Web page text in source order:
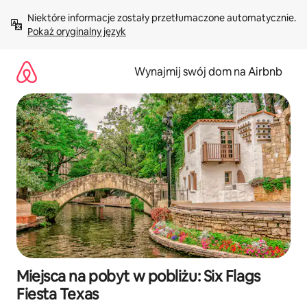
treści Pokaż oryginalny język
Wynajmij swój dom na Airbnb
Miejsca na pobyt w pobliżu: Six Flags
Fiesta Texas